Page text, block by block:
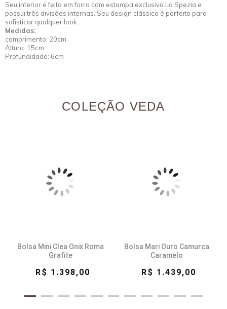
Seu interior é feito em forro com estampa exclusiva La Spezia e
possui três divisões internas. Seu design clássico é perfeito para
sofisticar qualquer look.
Medidas:
comprimento: 20cm
Altura: 15cm
Profundidade: 6cm
COLEÇÃO VEDA
Bolsa Mini Clea Onix Roma
Grafite
R$ 1.398,00
Bolsa Mari Ouro Camurca
Caramelo
R$ 1.439,00